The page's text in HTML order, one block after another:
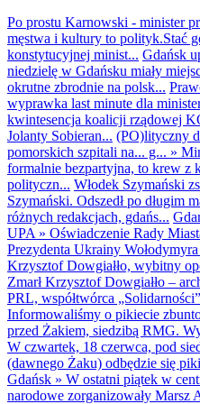
Po prostu Karnowski - minister
męstwa i kultury to polityk.Stać
konstytucyjnej minist... Gdańsk
niedzielę w Gdańsku miały
okrutne zbrodnie na polsk...
wyprawka last minute dla
kwintesencja koalicji rządowej
Jolanty Sobieran... (PO)lityczny
pomorskich szpitali na... g... »
formalnie bezpartyjna, to krew
polityczn... Włodek Szymański
Szymański. Odszedł po długim
różnych redakcjach, gdańs...
UPA » Oświadczenie Rady
Prezydenta Ukrainy
Krzysztof Dowgiałło, wybitny
Zmarł Krzysztof Dowgiałło –
PRL, współtwórca
Informowaliśmy o pikiecie
przed Żakiem, siedzibą RMG.
W czwartek, 18 czerwca, pod
(dawnego Żaku) odbędzie się
Gdańsk » W ostatni piątek w
narodowe zorganizowały Marsz